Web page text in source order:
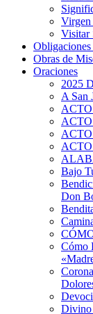
Virgen
Visitar
Obligaciones
Obras de
Oraciones
2025
A San
Bajo
Don
Cómo
Divino